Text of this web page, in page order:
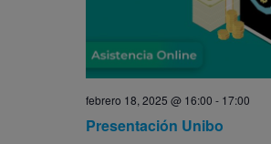
febrero 18, 2025 @ 16:00 - 17:00
Presentación Unibo